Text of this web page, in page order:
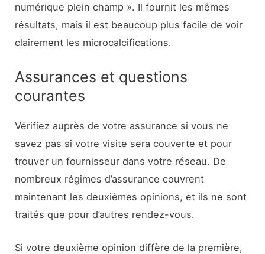
numérique plein champ ». Il fournit les mêmes
résultats, mais il est beaucoup plus facile de voir
clairement les microcalcifications.
Assurances et questions
courantes
Vérifiez auprès de votre assurance si vous ne
savez pas si votre visite sera couverte et pour
trouver un fournisseur dans votre réseau. De
nombreux régimes d’assurance couvrent
maintenant les deuxièmes opinions, et ils ne sont
traités que pour d’autres rendez-vous.
Si votre deuxième opinion diffère de la première,